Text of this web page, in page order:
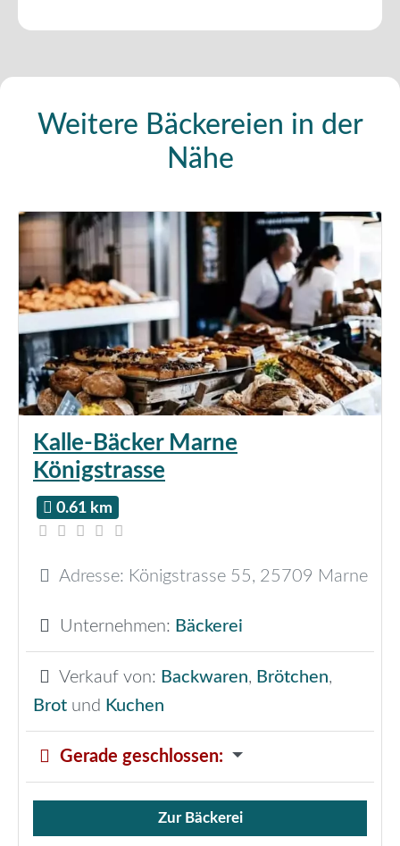
Weitere Bäckereien in der
Nähe
Kalle-Bäcker Marne
Königstrasse
0.61 km
Adresse: Königstrasse 55, 25709 Marne
Unternehmen: Bäckerei
Verkauf von: Backwaren, Brötchen,
Brot und Kuchen
Gerade geschlossen:
Verkauf von Brötchen,
Zur Bäckerei